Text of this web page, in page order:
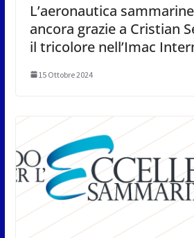
L’aeronautica
ancora grazie a Cristian
il tricolore nell’Imac
15 Ottobre 2024